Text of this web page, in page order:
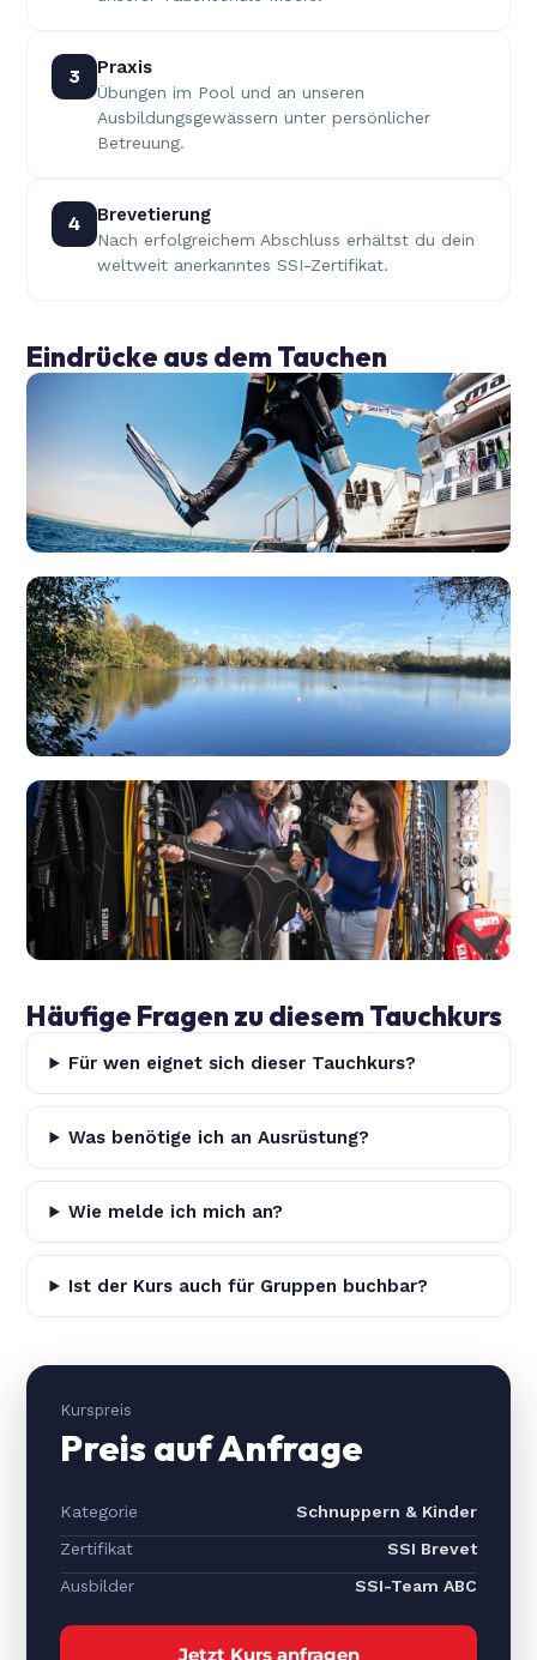
3 Praxis
Übungen im Pool und an unseren
Ausbildungsgewässern unter persönlicher
Betreuung.
4 Brevetierung
Nach erfolgreichem Abschluss erhältst du dein
weltweit anerkanntes SSI-Zertifikat.
Eindrücke aus dem Tauchen
Häufige Fragen zu diesem Tauchkurs
Für wen eignet sich dieser Tauchkurs?
Was benötige ich an Ausrüstung?
Wie melde ich mich an?
Ist der Kurs auch für Gruppen buchbar?
Kurspreis
Preis auf Anfrage
Kategorie
Schnuppern & Kinder
Zertifikat
SSI Brevet
Ausbilder
SSI-Team ABC
Jetzt Kurs anfragen